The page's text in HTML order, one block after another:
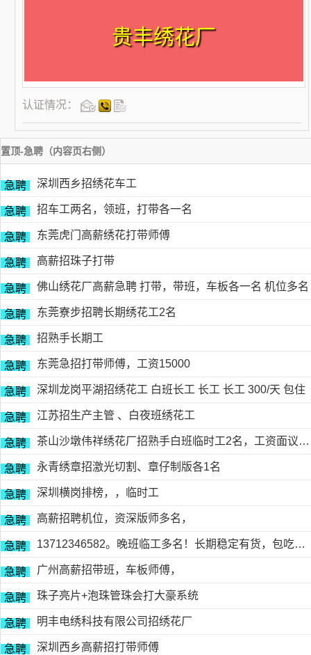
贵丰绣花厂
认证情况：
置顶-急聘（内容页右侧）
急聘 深圳西乡招绣花车工
急聘 招车工两名，领班，打带各一名
急聘 东莞虎门高薪绣花打带师傅
急聘 高薪招珠子打带
急聘 佛山绣花厂高薪急聘 打带，带班，车板各一名 机位多名
急聘 东莞寮步招聘长期绣花工2名
急聘 招熟手长期工
急聘 东莞急招打带师傅，工资15000
急聘 深圳龙岗平湖招绣花工 白班长工 长工 长工 300/天 包住
急聘 江苏招生产主管 、白夜班绣花工
急聘 茶山沙墩伟祥绣花厂招熟手白班临时工2名，工资面议，包吃住有的请电18676754153黎生
急聘 永青绣章招激光切割、章仔制版各1名
急聘 深圳横岗排榜，，临时工
急聘 高薪招聘机位，资深版师多名，
急聘 13712346582。晚班临工多名！长期稳定有货，包吃包住
急聘 广州高薪招带班，车板师傅，
急聘 珠子亮片+泡珠管珠会打大豪系统
急聘 明丰电绣科技有限公司招绣花厂
急聘 深圳西乡高薪招打带师傅